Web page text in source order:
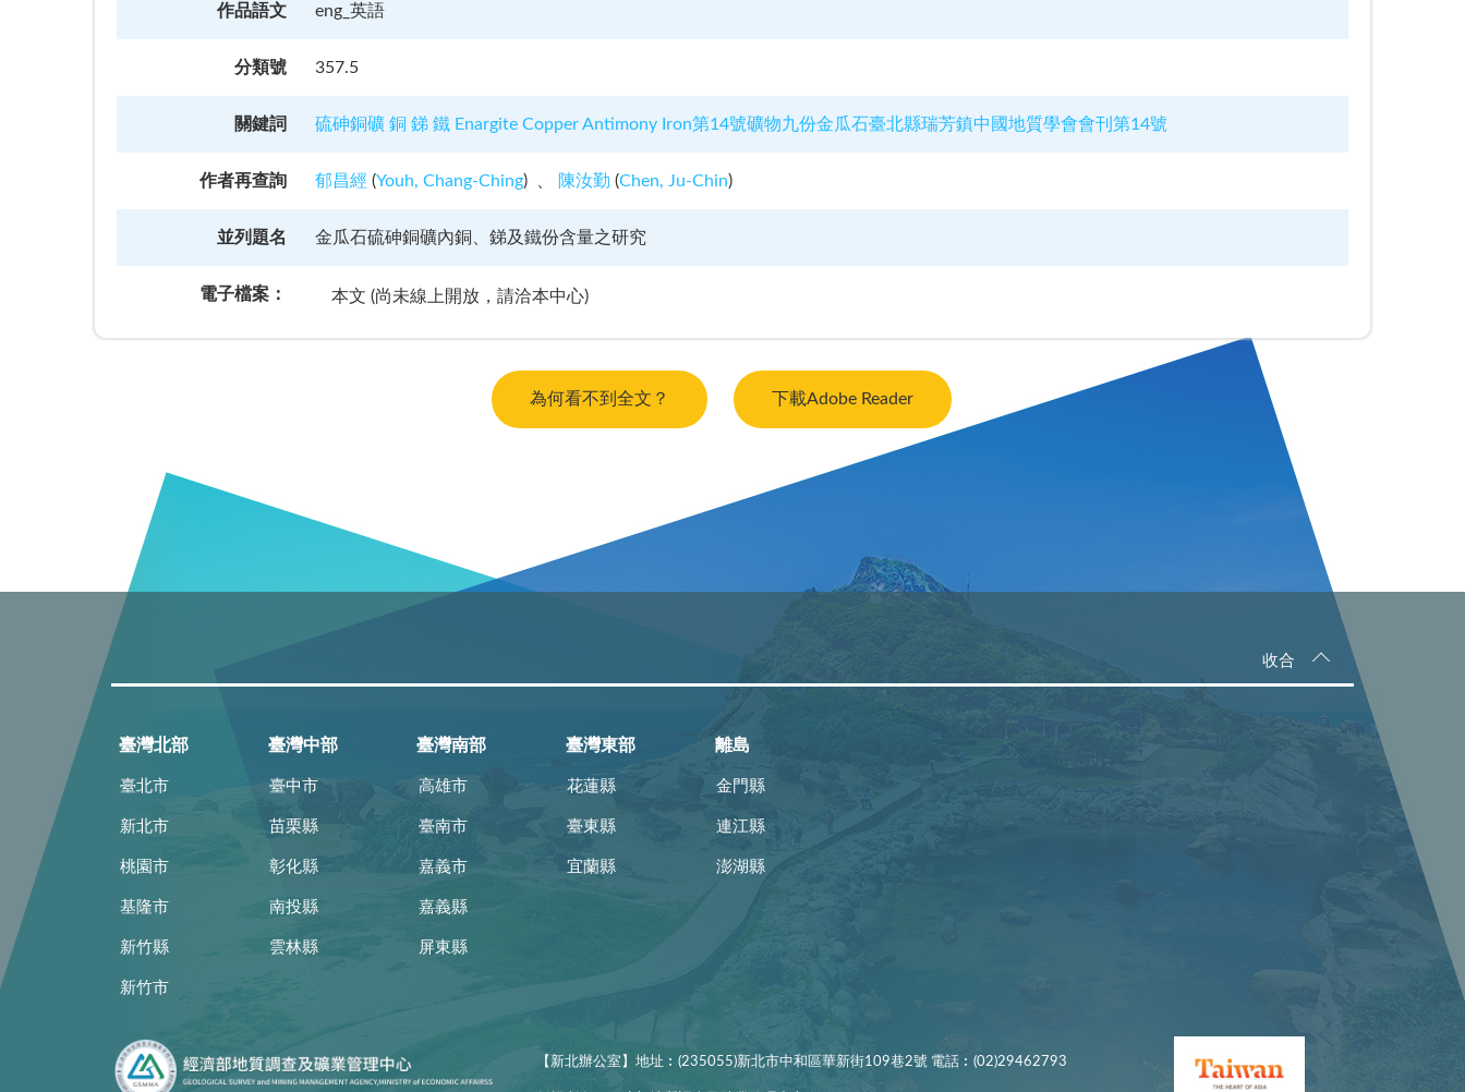
作品語文 eng_英語
分類號 357.5
關鍵詞 硫砷銅礦 銅 銻 鐵 Enargite Copper Antimony Iron第14號礦物九份金瓜石臺北縣瑞芳鎮中國地質學會會刊第14號
作者再查詢 郁昌經 (Youh, Chang-Ching) 陳汝勤 (Chen, Ju-Chin)
並列題名 金瓜石硫砷銅礦內銅、銻及鐵份含量之研究
電子檔案： 本文 (尚未線上開放，請洽本中心)
為何看不到全文？ 下載Adobe Reader
收合
臺灣北部
臺北市
新北市
桃園市
基隆市
新竹縣
新竹市
臺灣中部
臺中市
苗栗縣
彰化縣
南投縣
雲林縣
臺灣南部
高雄市
臺南市
嘉義市
嘉義縣
屏東縣
臺灣東部
花蓮縣
臺東縣
宜蘭縣
離島
金門縣
連江縣
澎湖縣
【新北辦公室】地址︰(235055)新北市中和區華新街109巷2號 電話︰(02)29462793